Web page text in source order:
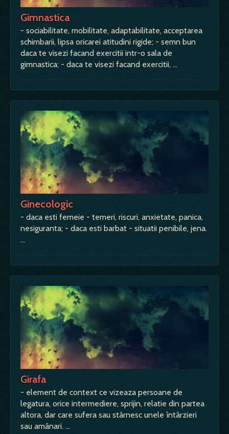
Gimnastica
- sociabilitate, mobilitate, adaptabilitate, acceptarea
schimbarii, lipsa oricarei atitudini rigide; - semn bun
daca te visezi facand exercitii intr-o sala de
gimnastica; - daca te visezi facand exercitii, …
Ginecologic
- daca esti femeie - temeri, riscuri, anxietate, panica,
nesiguranta; - daca esti barbat - situatii penibile, jena.
…
Girafa
- element de context ce vizeaza persoane de
legatura, orice intermediere, sprijin, relatie din partea
altora, dar care sufera sau stârnesc unele întârzieri
sau amânari. …